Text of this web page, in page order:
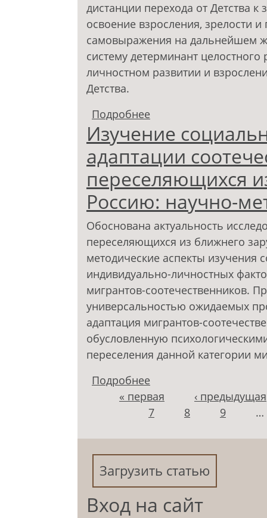
дистанции перехода от Детства к
освоение взросления, зрелости
самовыражения на дальнейшем
систему детерминант
личностном развитии и
Детства.
Подробнее
методологические
Изучение
адаптации
переселяющихся
Россию: научно-
Обоснована актуальность
переселяющихся из ближнего
методические аспекты изучения
индивидуально-личностных
мигрантов-соотечественников.
универсальностью ожидаемых
адаптация мигрантов-
обусловленную
переселения данной категории
Подробнее
соотечественников,
Россию: научно-
Страницы
« первая
‹ предыдущая
7
8 9 …
Загрузить статью
Вход на сайт